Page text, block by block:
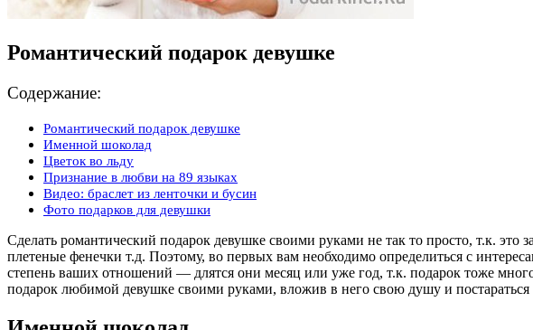
Романтический подарок девушке
Содержание:
Романтический подарок девушке
Именной шоколад
Цветок во льду
Признание в любви на 89 языках
Видео: браслет из ленточки и бусин
Фото подарков для девушки
Сделать романтический подарок девушке своими руками не так то просто, т.к.
плетеные фенечки т.д. Поэтому, во первых вам необходимо определиться с
степень ваших отношений — длятся они месяц или уже год, т.к. подарок тоже
подарок любимой девушке своими руками, вложив в него свою душу и